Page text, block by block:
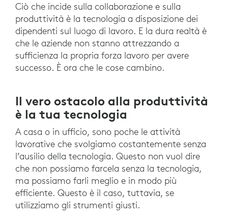
Ciò che incide sulla collaborazione e sulla
produttività è la tecnologia a disposizione dei
dipendenti sul luogo di lavoro. E la dura realtà è
che le aziende non stanno attrezzando a
sufficienza la propria forza lavoro per avere
successo. È ora che le cose cambino.
Il vero ostacolo alla produttività
è la tua tecnologia
A casa o in ufficio, sono poche le attività
lavorative che svolgiamo costantemente senza
l’ausilio della tecnologia. Questo non vuol dire
che non possiamo farcela senza la tecnologia,
ma possiamo farli meglio e in modo più
efficiente. Questo è il caso, tuttavia, se
utilizziamo gli strumenti giusti.